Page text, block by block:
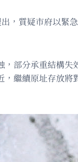
質疑市府以緊
部分承重結構
繼續原址存放